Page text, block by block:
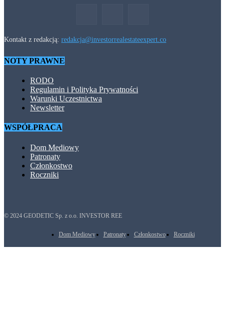
Kontakt z redakcją: redakcja@investorrealestateexpert.co
NOTY PRAWNE
RODO
Regulamin i Polityka Prywatności
Warunki Uczestnictwa
Newsletter
WSPÓŁPRACA
Dom Mediowy
Patronaty
Członkostwo
Roczniki
© 2024 GEODETIC Sp. z o.o. INVESTOR REE
Dom Mediowy Patronaty Członkostwo Roczniki